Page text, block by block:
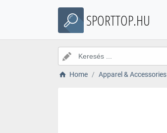
SPORTTOP.HU
Home Apparel & Accessories